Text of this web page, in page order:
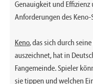
Genauigkeit und
Anforderungen des
Keno, das sich durch
auszeichnet, hat in
Fangemeinde. Spieler
sie tippen und welchen